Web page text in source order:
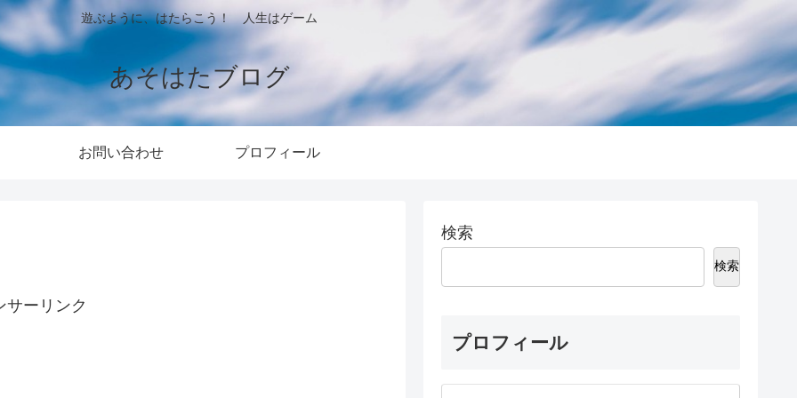
遊ぶように、はたらこう！ 人生はゲーム
あそはたブログ
お問い合わせ プロフィール
サーリンク
検索
検索
プロフィール